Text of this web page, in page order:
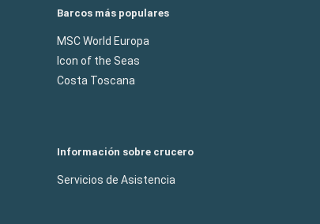
Barcos más populares
MSC World Europa
Icon of the Seas
Costa Toscana
Información sobre crucero
Servicios de Asistencia